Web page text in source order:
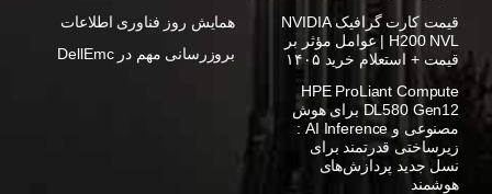
قیمت کارت گرافیک NVIDIA
H200 NVL | عوامل مؤثر بر
قیمت + استعلام خرید ۱۴۰۵
HPE ProLiant Compute
DL580 Gen12 برای هوش
مصنوعی و AI Inference :
زیرساختی قدرتمند برای
نسل جدید پردازش‌های
هوشمند
همایش روز فناوری اطلاعات
بروزرسانی مهم در DellEmc